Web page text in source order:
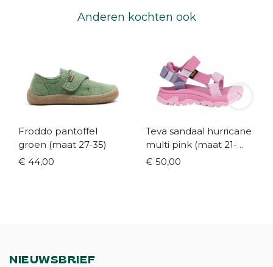
Anderen kochten ook
Froddo pantoffel
groen (maat 27-35)
€ 44,00
Teva sandaal hurricane
multi pink (maat 21-
38/39)
€ 50,00
NIEUWSBRIEF